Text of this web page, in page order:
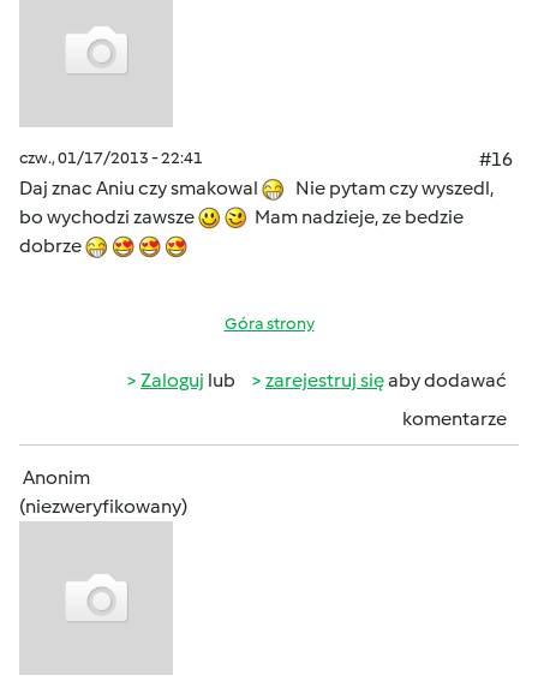
czw., 01/17/2013 - 22:41
#16
Daj znac Aniu czy smakowal
Nie pytam czy wyszedl,
bo wychodzi zawsze
Mam nadzieje, ze bedzie
dobrze
Góra strony
Zaloguj lub zarejestruj sięaby dodawać
komentarze
Anonim
(niezweryfikowany)